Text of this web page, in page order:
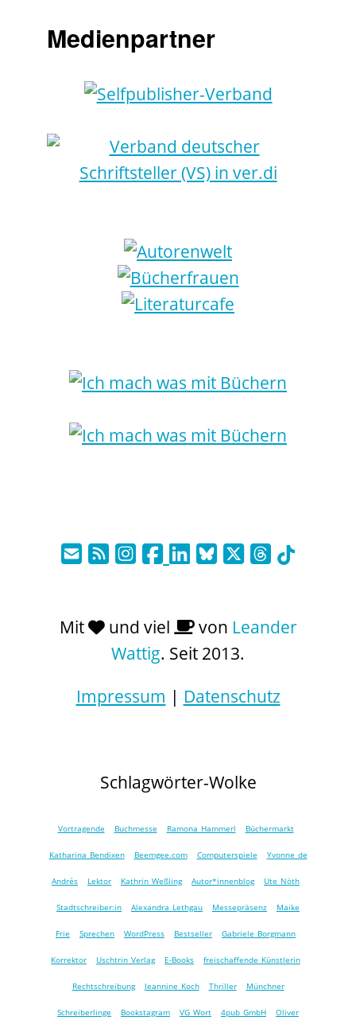
Medienpartner
Mit und viel von Leander
Wattig. Seit 2013.
Impressum | Datenschutz
Schlagwörter-Wolke
Vortragende Buchmesse Ramona Hammerl Büchermarkt
Katharina Bendixen Beemgee.com Computerspiele Yvonne de
Andrés Lektor Kathrin Weßling Autor*innenblog Ute Nöth
Stadtschreiber:in Alexandra Lethgau Messepräsenz Maike
Frie Sprechen WordPress Bestseller Gabriele Borgmann
Korrektor Uschtrin Verlag E-Books freischaffende Künstlerin
Rechtschreibung Jeannine Koch Thriller Münchner
Schreiberlinge Bookstagram VG Wort 4pub GmbH Oliver